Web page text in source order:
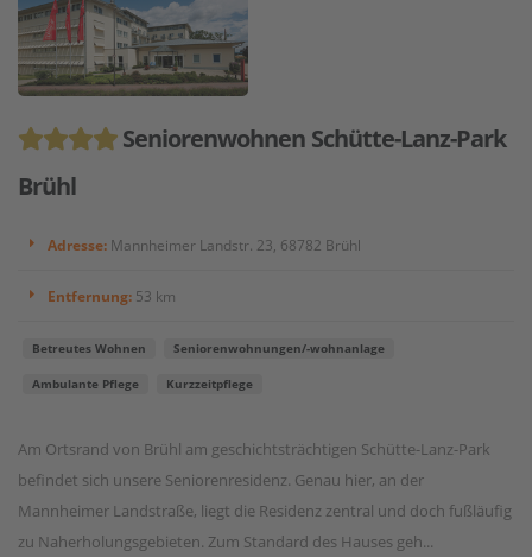
Seniorenwohnen Schütte-Lanz-Park
Brühl
Adresse: Mannheimer Landstr. 23, 68782 Brühl
Entfernung: 53 km
Betreutes Wohnen Seniorenwohnungen/-wohnanlage
Ambulante Pflege Kurzzeitpflege
Am Ortsrand von Brühl am geschichtsträchtigen Schütte-Lanz-Park
befindet sich unsere Seniorenresidenz. Genau hier, an der
Mannheimer Landstraße, liegt die Residenz zentral und doch fußläufig
zu Naherholungsgebieten. Zum Standard des Hauses geh...